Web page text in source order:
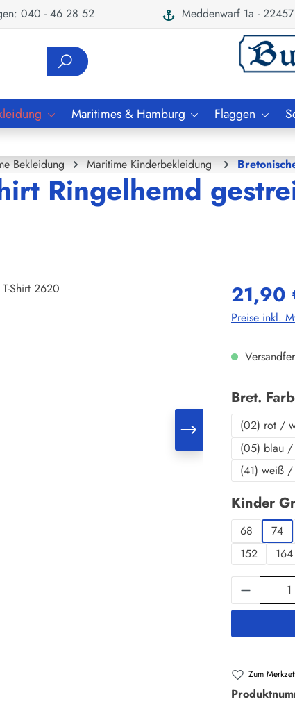
040 - 46 28 52 Meddenwarf 1a -
Maritimes & Hamburg Flaggen
Bekleidung Maritime Kinderbekleidung
Ringelhemd
21,90
Preise inkl.
Bret.
(02) rot /
(05) blau
(41) weiß /
Kinder
68 74
152
164
Zum